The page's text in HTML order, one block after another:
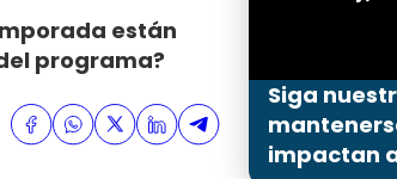
están
programa?
Siga
impactan